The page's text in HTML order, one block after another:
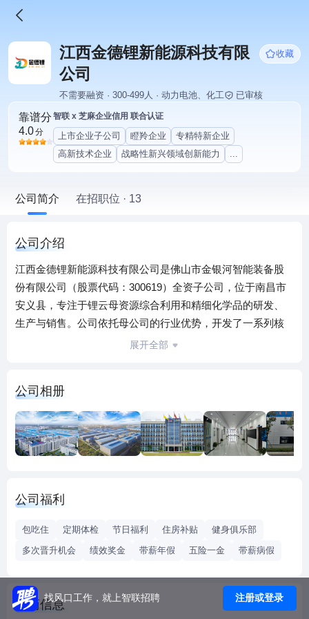
江西金德锂新能源科技有限
公司
收藏
不需要融资 · 300-499人 · 动力电池、化工 已审核
靠谱分
4.0分
智联 x 芝麻企业信用 联合认证
上市企业子公司 瞪羚企业
专精特新企业
高新技术企业
战略性新兴领域创新能力 ...
公司简介 在招职位 · 13
公司介绍
江西金德锂新能源科技有限公司是佛山市金银河智能装备股
份有限公司（股票代码：300619）全资子公司，位于南昌市
安义县，专注于锂云母资源综合利用和精细化学品的研发、
生产与销售。公司依托母公司的行业优势，开发了一系列核
心技术和生产装备，使锂云母资源能够高值化清洁利用。 该
业等证书。金德锂将继续积极布局未来新兴材料产业，以锂
电池正极材料为支柱，以多品种材料为依托，与上下游企业
共同发展。
展开全部
公司相册
公司福利
包吃住 定期体检 节日福利 住房补贴
健身俱乐部
多次晋升机会
绩效奖金 带薪年假 五险一金 带薪病假
工商信息找风口工作，就上智联招聘 注册或登录